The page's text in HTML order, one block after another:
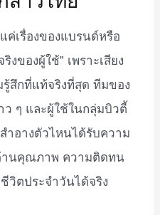
ค่เรื่องของแบรนด์หรือ
ของผู้ใช้” เพราะเสียง
สึกที่แท้จริงที่สุด ทีมของ
ว ๆ และผู้ใช้ในกลุ่มบิวตี้
ำอางตัวไหนได้รับความ
านคุณภาพ ความติดทน
วิตประจำวันได้จริง